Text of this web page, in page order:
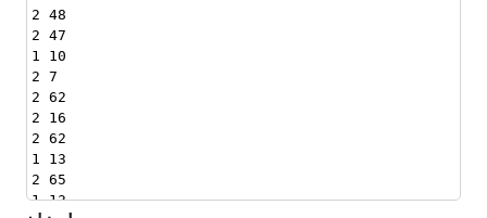
2 48
2 47
1 10
2 7
2 62
2 16
2 62
1 13
2 65
1 13